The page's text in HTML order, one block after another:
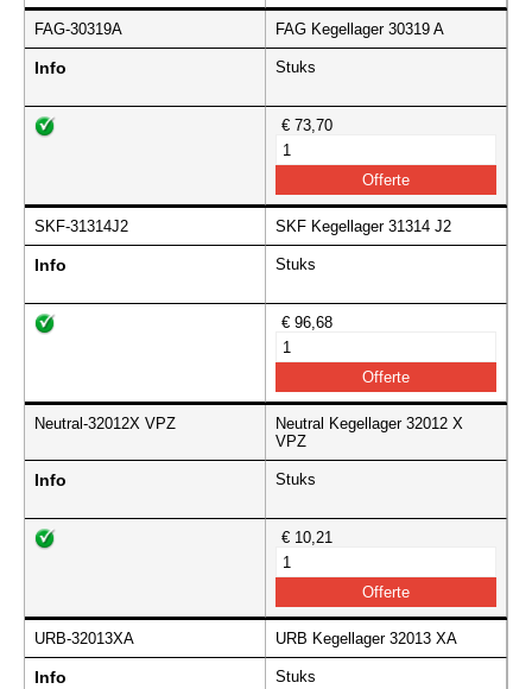
FAG-30319A FAG Kegellager 30319 A
Info Stuks
€ 73,70
SKF-31314J2 SKF Kegellager 31314 J2
Info Stuks
€ 96,68
Neutral-32012X VPZ
Neutral Kegellager 32012 X
VPZ
Info Stuks
€ 10,21
URB-32013XA URB Kegellager 32013 XA
Info Stuks